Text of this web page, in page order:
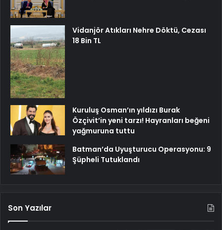
Vidanjör Atıkları Nehre Döktü, Cezası
18 Bin TL
Kuruluş Osman’ın yıldızı Burak
Özçivit’in yeni tarzı! Hayranları beğeni
yağmuruna tuttu
Batman’da Uyuşturucu Operasyonu: 9
Şüpheli Tutuklandı
Son Yazılar